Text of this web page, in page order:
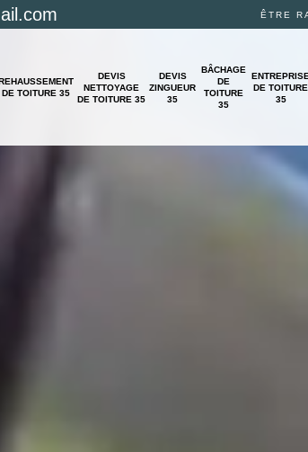
ÊTRE
DE TOITURE 35
DEVIS
NETTOYAGE
DE TOITURE 35
DEVIS
ZINGUEUR
35
BÂCHAGE
DE
TOITURE
35
ENTREPRISE
DE TOITURE
35